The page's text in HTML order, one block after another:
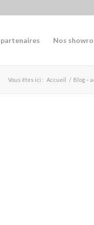
Nos
Vous êtes ici : Accueil / Blog –